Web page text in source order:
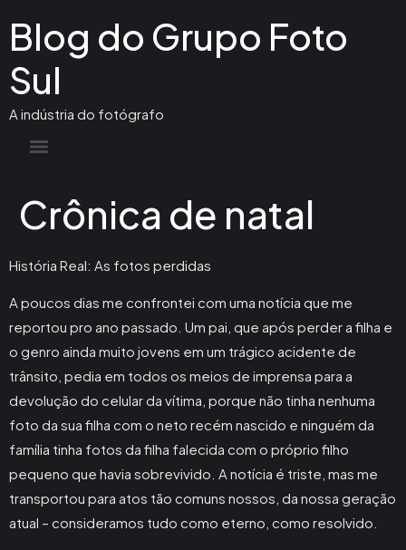
Blog do Grupo Foto
Sul
A indústria do fotógrafo
Crônica de natal
História Real: As fotos perdidas
A poucos dias me confrontei com uma notícia que me
reportou pro ano passado. Um pai, que após perder a filha e
o genro ainda muito jovens em um trágico acidente de
trânsito, pedia em todos os meios de imprensa para a
devolução do celular da vítima, porque não tinha nenhuma
foto da sua filha com o neto recém nascido e ninguém da
família tinha fotos da filha falecida com o próprio filho
pequeno que havia sobrevivido. A notícia é triste, mas me
transportou para atos tão comuns nossos, da nossa geração
atual – consideramos tudo como eterno, como resolvido.